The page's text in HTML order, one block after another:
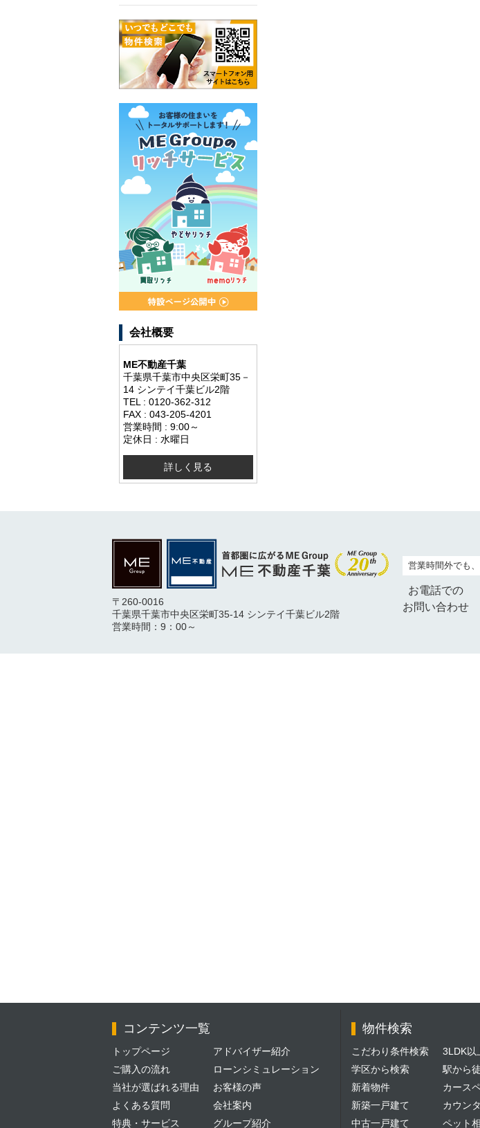
会社概要
ME不動産千葉
千葉県千葉市中央区栄町35－
14 シンテイ千葉ビル2階
TEL : 0120-362-312
FAX : 043-205-4201
営業時間 : 9:00～
定休日 : 水曜日
詳しく見る
〒260-0016
千葉県千葉市中央区栄町35-14 シンテイ千葉ビル2階
営業時間：9：00～
営業時間外でも
お電話での
お問い合わせ
コンテンツ一覧
トップページ
ご購入の流れ
当社が選ばれる理由
よくある質問
特典・サービス
アドバイザー紹介
ローンシミュレーション
お客様の声
会社案内
グループ紹介
物件検索
こだわり条件検索
学区から検索
新着物件
新築一戸建て
中古一戸建て
3LDK以
駅から
カース
カウン
ペット